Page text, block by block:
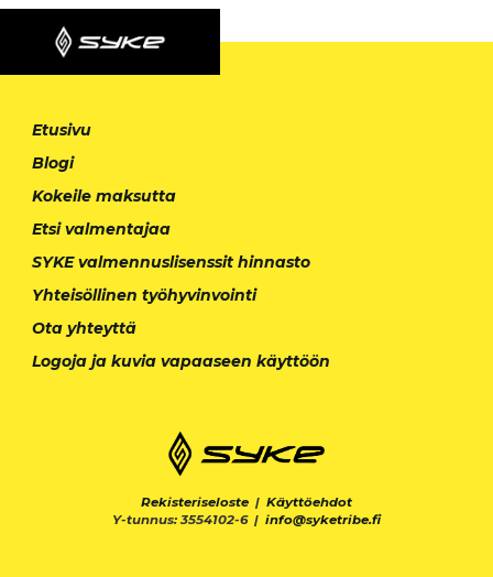
Etusivu
Blogi
Kokeile maksutta
Etsi valmentajaa
SYKE valmennuslisenssit hinnasto
Yhteisöllinen työhyvinvointi
Ota yhteyttä
Logoja ja kuvia vapaaseen käyttöön
Rekisteriseloste | Käyttöehdot
Y-tunnus: 3554102-6 | info@syketribe.fi